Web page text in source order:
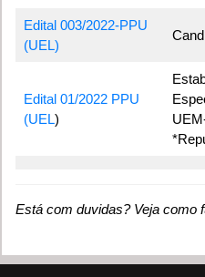
Edital 003/2022-PPU
(UEL)
Edital 01/2022 PPU
(UEL)
Está com duvidas? Veja como